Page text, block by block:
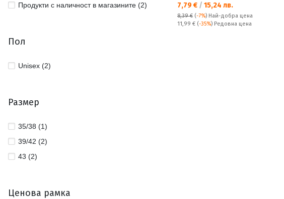
Продукти с наличност в магазините (2)
Пол
Unisex (2)
Размер
35/38 (1)
39/42 (2)
43 (2)
Ценова рамка
Текуща цена:
7,79 € / 15,24 лв.
8,39 € (-7%) Най-добра цена
Редовна цена:
11,99 € (-35%) Редовна цена